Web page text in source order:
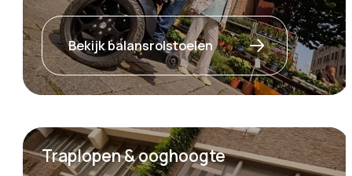
Bekijk balansrolstoelen
Traplopen & ooghoogte